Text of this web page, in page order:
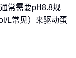
常需要pH8.8规
L常见）来驱动蛋